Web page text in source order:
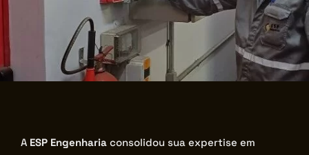
A ESP Engenharia consolidou sua expertise em